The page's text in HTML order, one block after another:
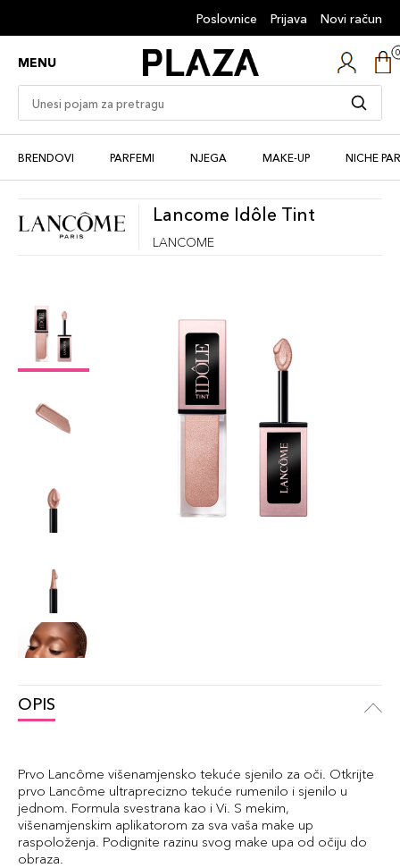
Poslovnice Prijava Novi račun
MENU
BRENDOVI PARFEMI NJEGA MAKE-UP NICHE
Lancome Idôle Tint
LANCOME
OPIS
Prvo Lancôme višenamjensko tekuće sjenilo za oči. Otkrijte
prvo Lancôme ultraprecizno tekuće rumenilo i sjenilo u
jednom. Formula svestrana kao i Vi. S mekim,
višenamjenskim aplikatorom za sva vaša make up
raspoloženja. Podignite razinu svog make upa od očiju do
obraza.